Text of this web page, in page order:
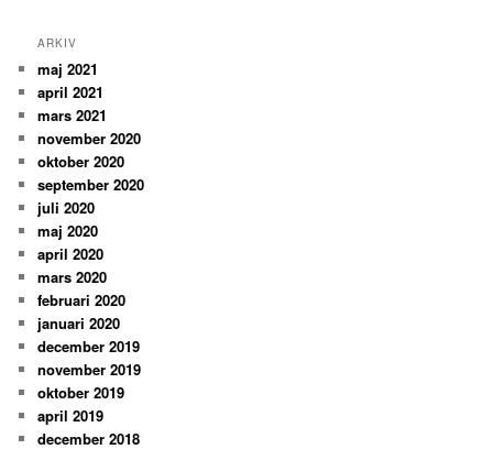
ARKIV
maj 2021
april 2021
mars 2021
november 2020
oktober 2020
september 2020
juli 2020
maj 2020
april 2020
mars 2020
februari 2020
januari 2020
december 2019
november 2019
oktober 2019
april 2019
december 2018